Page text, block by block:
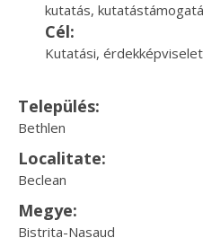
kutatás,
Cél:
Kutatási,
Település:
Bethlen
Localitate:
Beclean
Megye:
Bistrita-Nasaud